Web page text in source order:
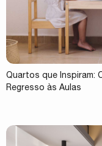
Quartos que Inspiram:
Regresso às Aulas